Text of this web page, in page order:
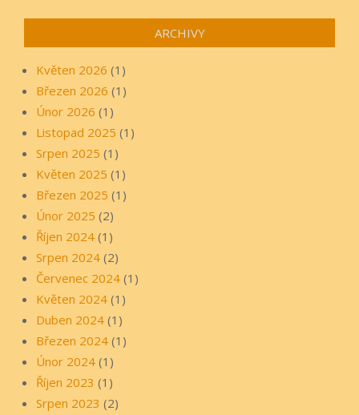
ARCHIVY
Květen 2026 (1)
Březen 2026 (1)
Únor 2026 (1)
Listopad 2025 (1)
Srpen 2025 (1)
Květen 2025 (1)
Březen 2025 (1)
Únor 2025 (2)
Říjen 2024 (1)
Srpen 2024 (2)
Červenec 2024 (1)
Květen 2024 (1)
Duben 2024 (1)
Březen 2024 (1)
Únor 2024 (1)
Říjen 2023 (1)
Srpen 2023 (2)